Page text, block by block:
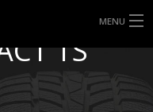
MENU
TS